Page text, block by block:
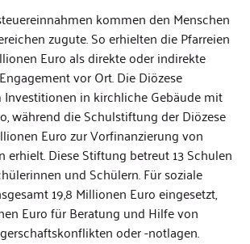
kommen den Menschen
zugute. So erhielten die Pfarreien
Euro als direkte oder indirekte
vor Ort. Die Diözese
in kirchliche Gebäude mit
während die Schulstiftung der Diözese
Euro zur Vorfinanzierung von
erhielt. Diese Stiftung betreut 13 Schulen
und Schülern. Für soziale
19,8 Millionen Euro eingesetzt,
Euro für Beratung und Hilfe von
oder -notlagen.